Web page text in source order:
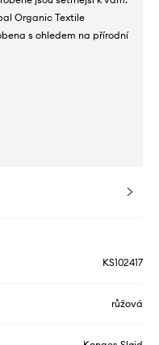
Organic Textile
s ohledem na přírodní
KS102417
růžová